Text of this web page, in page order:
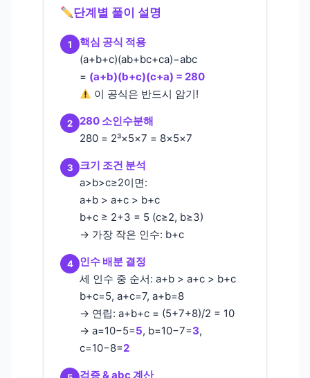
단계별 풀이 설명
1
핵심 공식 적용
(a+b+c)(ab+bc+ca)−abc
= (a+b)(b+c)(c+a) = 280
이 공식은 반드시 암기!
2
280 소인수분해
280 = 2³×5×7 = 8×5×7
3
크기 조건 분석
a>b>c≥2이면:
a+b > a+c > b+c
b+c ≥ 2+3 = 5 (c≥2, b≥3)
→ 가장 작은 인수: b+c
4
인수 배분 결정
세 인수 중 순서: a+b > a+c > b+c
b+c=5, a+c=7, a+b=8
→ 연립: a+b+c = (5+7+8)/2 = 10
→ a=10−5=5, b=10−7=3,
c=10−8=2
검증 & abc 계산